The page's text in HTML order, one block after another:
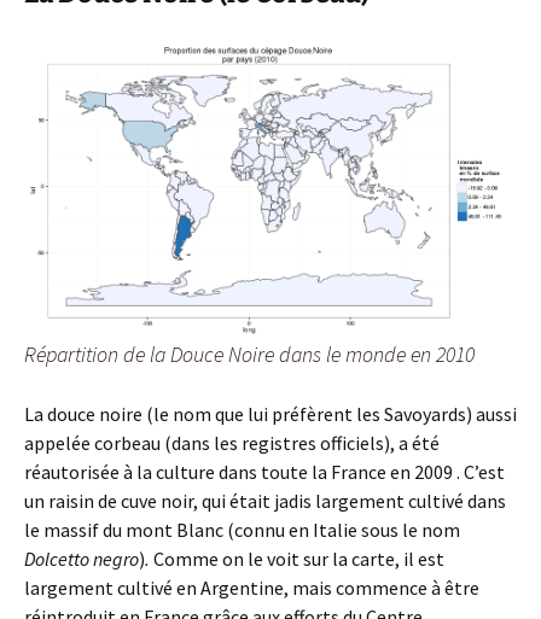
Répartition de la Douce Noire dans le monde en 2010
La douce noire (le nom que lui préfèrent les Savoyards) aussi
appelée corbeau (dans les registres officiels), a été
réautorisée à la culture dans toute la France en 2009 . C’est
un raisin de cuve noir, qui était jadis largement cultivé dans
le massif du mont Blanc (connu en Italie sous le nom
Dolcetto negro). Comme on le voit sur la carte, il est
largement cultivé en Argentine, mais commence à être